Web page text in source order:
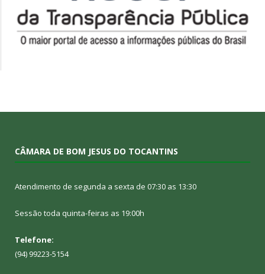
CÂMARA DE BOM JESUS DO TOCANTINS
Atendimento de segunda a sexta de 07:30 as 13:30
Sessão toda quinta-feiras as 19:00h
Telefone:
(94) 99223-5154